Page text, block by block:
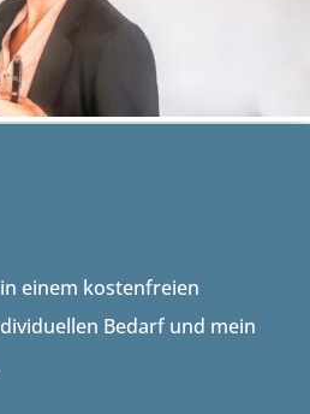
einem kostenfreien
Bedarf und mein